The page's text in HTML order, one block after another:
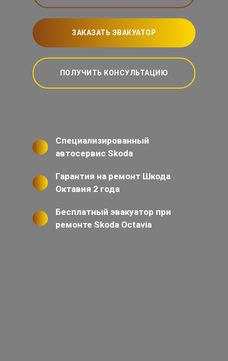
ЗАКАЗАТЬ ЭВАКУАТОР
ПОЛУЧИТЬ КОНСУЛЬТАЦИЮ
Специализированный
автосервис Skoda
Гарантия на ремонт Шкода
Октавия 2 года
Бесплатный эвакуатор при
ремонте Skoda Octavia